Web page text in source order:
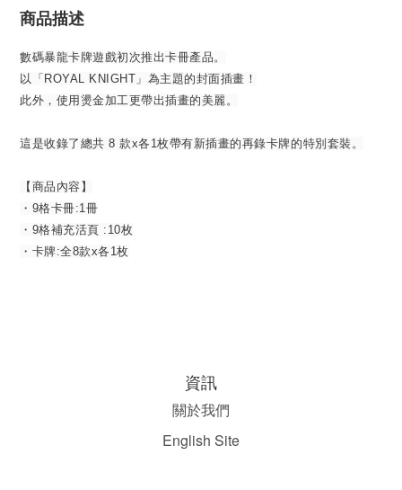
商品描述
數碼暴龍卡牌遊戲初次推出卡冊產品。
以「ROYAL KNIGHT」為主題的封面插畫！
此外，使用燙金加工更帶出插畫的美麗。
這是收錄了總共 8 款x各1枚帶有新插畫的再錄卡牌的特別套裝。
【商品內容】
・9格卡冊:1冊
・9格補充活頁 :10枚
・卡牌:全8款x各1枚
資訊
關於我們
English Site